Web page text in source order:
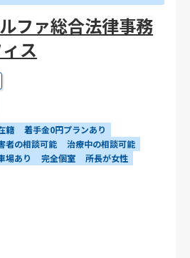
ファ総合法律事務
ス
籍
着手金0円プランあり
者の相談可能
治療中の相談可能
場あり 完全個室 所長が女性